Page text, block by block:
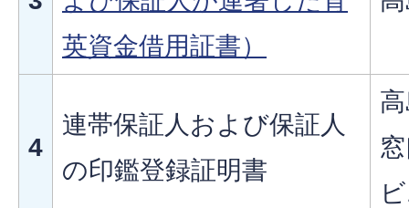
英資金借用証書）
4
連帯保証人および保証人
の印鑑登録証明書